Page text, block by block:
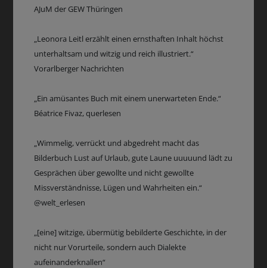
AJuM der GEW Thüringen
„Leonora Leitl erzählt einen ernsthaften Inhalt höchst
unterhaltsam und witzig und reich illustriert.“
Vorarlberger Nachrichten
„Ein amüsantes Buch mit einem unerwarteten Ende.“
Béatrice Fivaz, querlesen
„Wimmelig, verrückt und abgedreht macht das
Bilderbuch Lust auf Urlaub, gute Laune uuuuund lädt zu
Gesprächen über gewollte und nicht gewollte
Missverständnisse, Lügen und Wahrheiten ein.“
@welt_erlesen
„[eine] witzige, übermütig bebilderte Geschichte, in der
nicht nur Vorurteile, sondern auch Dialekte
aufeinanderknallen“